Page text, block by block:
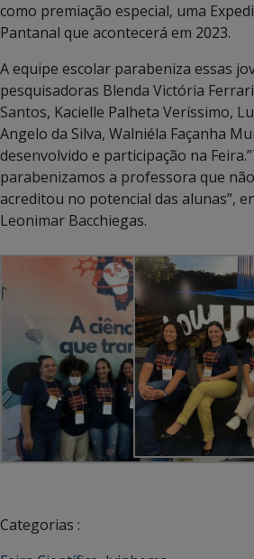
como premiação especial, uma
Pantanal que acontecerá em 2023.
A equipe escolar parabeniza essas
pesquisadoras Blenda Victória
Santos, Kacielle Palheta Veríssimo,
Angelo da Silva, Walniéla Façanha
desenvolvido e participação na
parabenizamos a professora que
acreditou no potencial das alunas”,
Leonimar Bacchiegas.
Categorias :